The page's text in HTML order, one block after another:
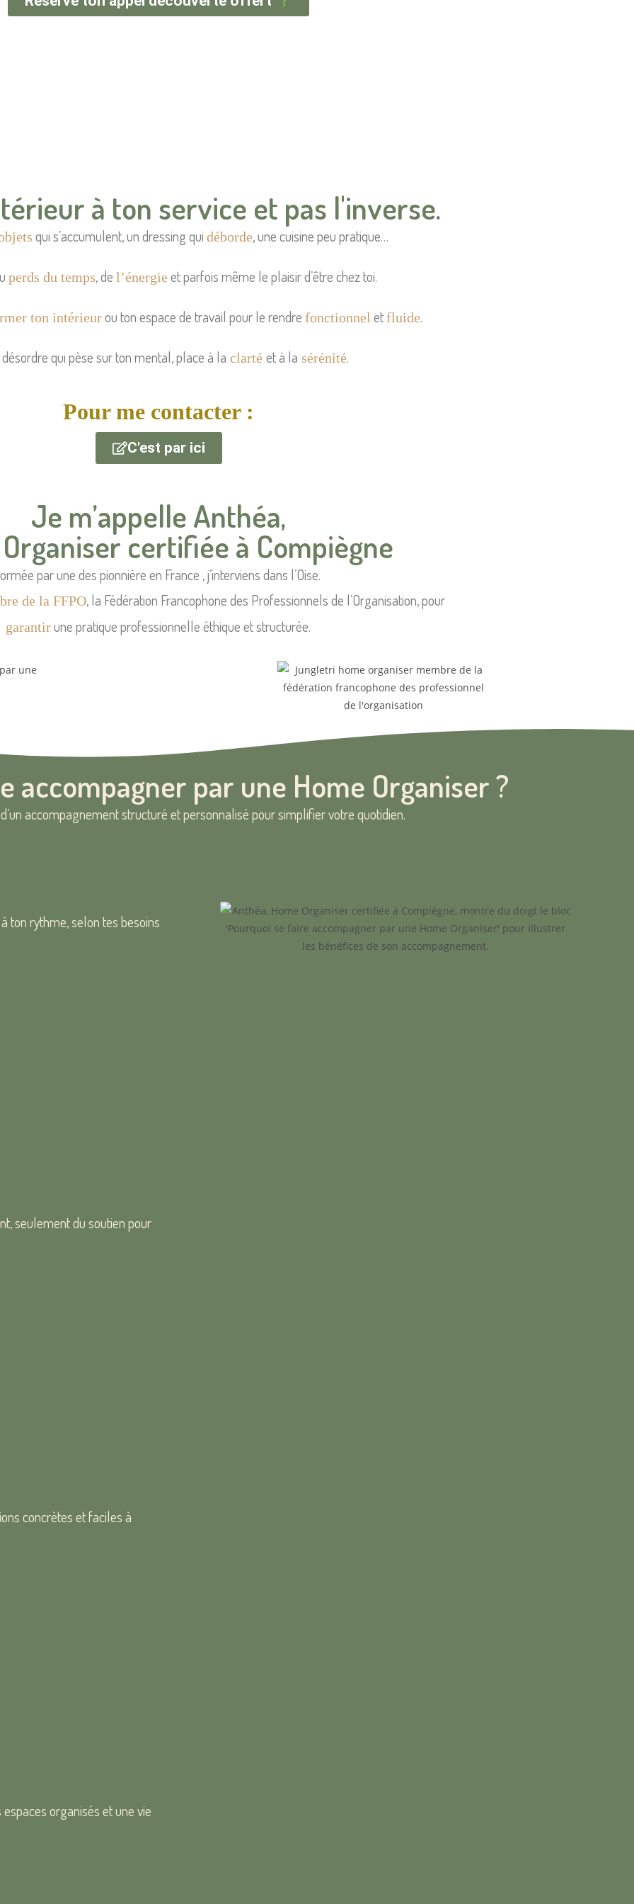
à ton service et pas l'inverse.
qui s’accumulent, un dressing qui déborde, une cuisinepeu pratique…
perds du temps, de l’énergie et parfois même le plaisir d’être chez toi.
ton intérieurou ton espace de travail pour le rendre fonctionnel etfluide.
qui pèse sur ton mental, place à la clarté et à la sérénité.
Pour me contacter :
C'est par ici
Je m’appelle Anthéa,
certifiée à Compiègne
par une des pionnière en France , j’interviens dans l’Oise.
de la FFPO, la Fédération Francophone des Professionnels de l’Organisation, pour
garantirune pratique professionnelle éthique et structurée.
accompagner par une Home Organiser ?
accompagnement structuré et personnalisé pour simplifier votre quotidien.
ton rythme, selon tes besoins
seulement du soutien pour
concrètes et faciles à
organisés et une vie